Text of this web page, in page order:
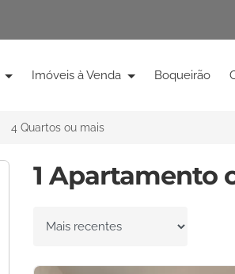
Imóveis à Venda Boqueirão
4 Quartos ou mais
1 Apartamento
Ordenar por